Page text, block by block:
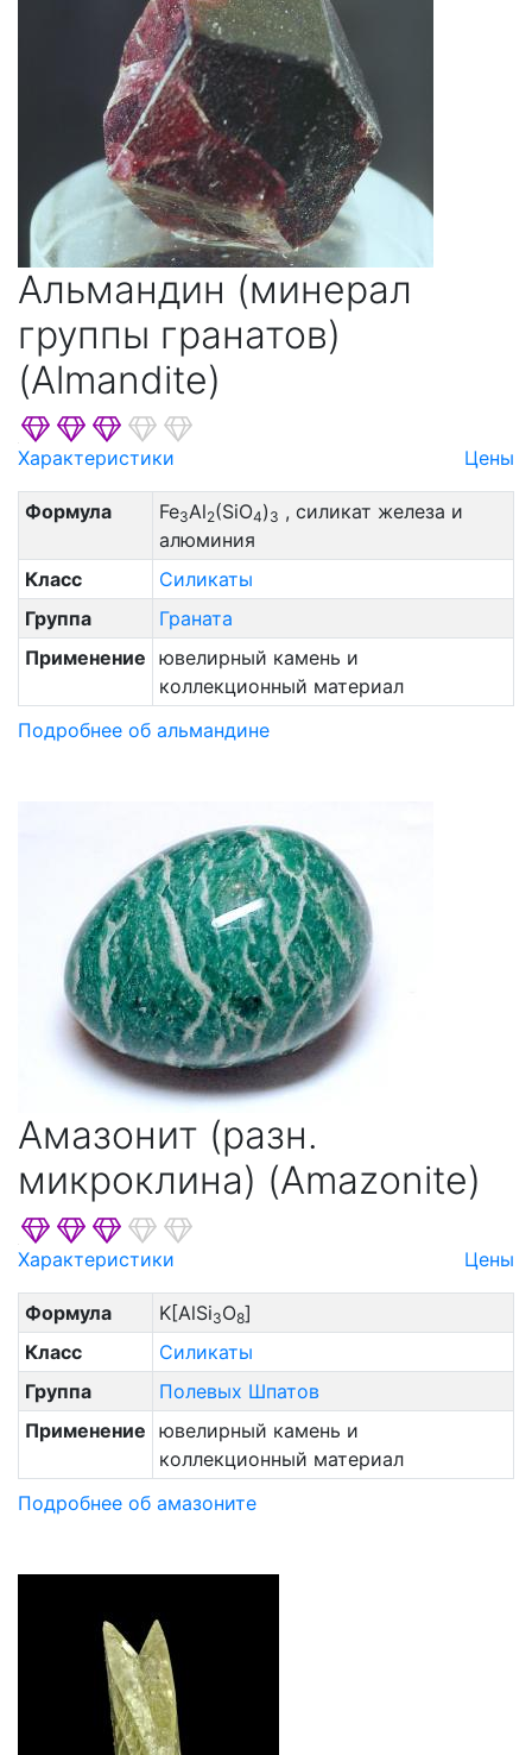
Альмандин (минерал
группы гранатов)
(Almandite)
Характеристики Цены
Формула Fe3Al2(SiO4) 3 , силикат железа и
алюминия
Класс
Силикаты
Группа
Граната
Применение ювелирный камень и
коллекционный материал
Подробнее об альмандине
Амазонит (разн.
микроклина) (Amazonite)
Характеристики Цены
Формула K[AlSi3O8]
Класс
Силикаты
Группа
Полевых Шпатов
Применение ювелирный камень и
коллекционный материал
Подробнее об амазоните